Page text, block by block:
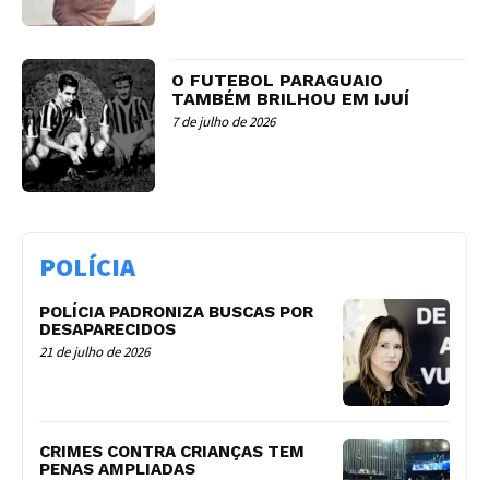
O FUTEBOL PARAGUAIO
TAMBÉM BRILHOU EM IJUÍ
7 de julho de 2026
POLÍCIA
POLÍCIA PADRONIZA BUSCAS POR
DESAPARECIDOS
21 de julho de 2026
CRIMES CONTRA CRIANÇAS TEM
PENAS AMPLIADAS